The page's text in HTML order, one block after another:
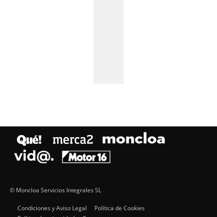
© Moncloa Servicios Integrales SL
Condiciones y Aviso Legal
Política de Cookies